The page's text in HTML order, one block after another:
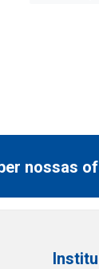
nossas